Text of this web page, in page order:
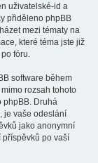
uživatelské-id a
přiděleno phpBB
mezi tématy na
které téma jste již
fóru.
software během
rozsah tohoto
phpBB. Druhá
je vaše odeslání
jako anonymní
příspěvků po vaší